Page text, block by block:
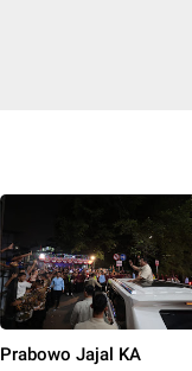
Prabowo Jajal KA